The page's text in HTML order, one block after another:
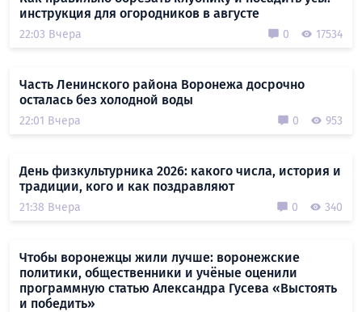
инструкция для огородников в августе
22:03 Вчера 0 17534
Часть Ленинского района Воронежа досрочно
осталась без холодной воды
22:01 Вчера 0 953
День физкультурника 2026: какого числа, история и
традиции, кого и как поздравляют
21:38 Вчера 0 340
Чтобы воронежцы жили лучше: воронежские
политики, общественники и учёные оценили
программную статью Александра Гусева «Выстоять
и победить»